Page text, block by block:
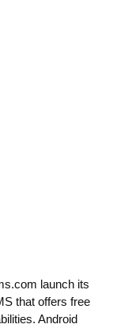
launch its
that offers free
Android